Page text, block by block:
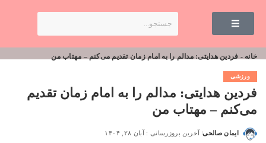
خانه - فردین هدایتی: مدالم را به امام زمان تقدیم می‌کنم – مهتاب من
ورزشی
فردین هدایتی: مدالم را به امام زمان تقدیم
می‌کنم – مهتاب من
ایمان صالحی آخرین بروزرسانی : آبان ۲۸, ۱۴۰۴